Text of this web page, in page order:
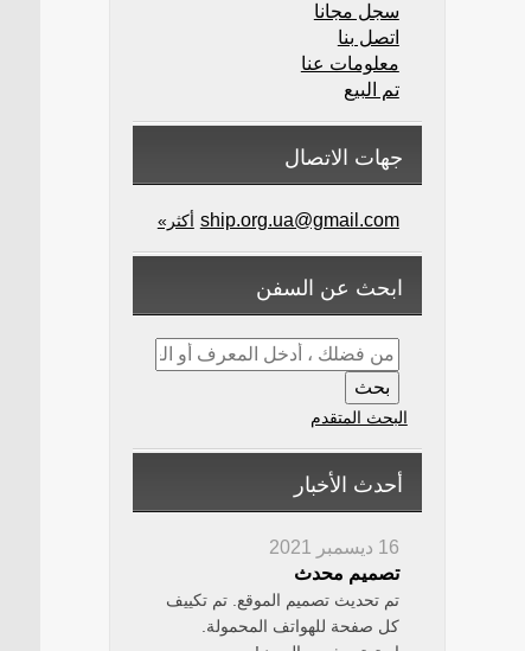
سجل مجانا
اتصل بنا
معلومات عنا
تم البيع
جهات الاتصال
ship.org.ua@gmail.com أكثر»
ابحث عن السفن
البحث المتقدم
أحدث الأخبار
16 ديسمبر 2021
تصميم محدث
تم تحديث تصميم الموقع. تم تكييف
كل صفحة للهواتف المحمولة.